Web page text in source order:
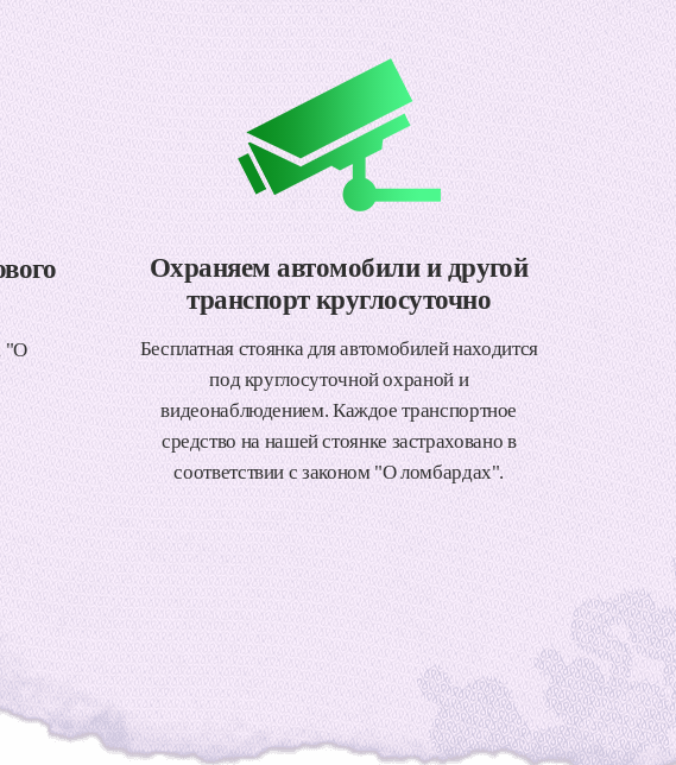
"О
Охраняем автомобили и другой
транспорт круглосуточно
Бесплатная стоянка для автомобилей находится
под круглосуточной охраной и
видеонаблюдением. Каждое транспортное
средство на нашей стоянке застраховано в
соответствии с законом "О ломбардах".